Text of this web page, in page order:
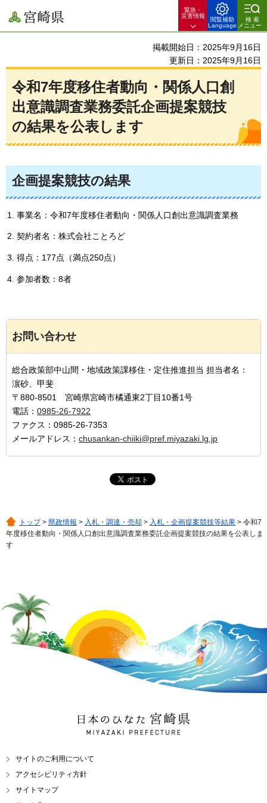
宮崎県
緊急・
災害情報
閲覧補助
Language
検索
メニュー
掲載開始日：2025年9月16日
更新日：2025年9月16日
令和7年度移住者動向・関係人口創
出意識調査業務委託企画提案競技
の結果を公表します
企画提案競技の結果
事業名：令和7年度移住者動向・関係人口創出意識調査業務
契約者名：株式会社ことろど
得点：177点（満点250点）
参加者数：8者
お問い合わせ
総合政策部中山間・地域政策課移住・定住推進担当 担当者名：
濵砂、甲斐
〒880-8501 宮崎県宮崎市橘通東2丁目10番1号
電話： 0985-26-7922
ファクス：0985-26-7353
メールアドレス： chusankan-chiiki@pref.miyazaki.lg.jp
トップ> 県政情報 > 入札・調達・売却 > 入札・企画提案競技等結果 > 令和7
年度移住者動向・関係人口創出意識調査業務委託企画提案競技の結果を公表しま
す
日本のひなた 宮崎県
MIYAZAKI PREFECTURE
サイトのご利用について
アクセシビリティ方針
サイトマップ